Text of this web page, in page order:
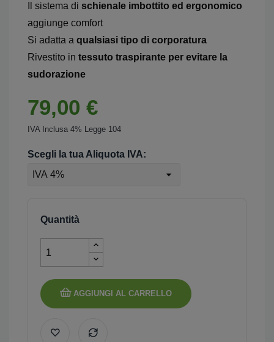
Il sistema di schienale imbottito ed ergonomico
aggiunge comfort
Si adatta a qualsiasi tipo di corporatura
Rivestito in tessuto traspirante per evitare la
sudorazione
79,00 €
IVA Inclusa 4% Legge 104
Scegli la tua Aliquota IVA:
Quantità
AGGIUNGI AL CARRELLO